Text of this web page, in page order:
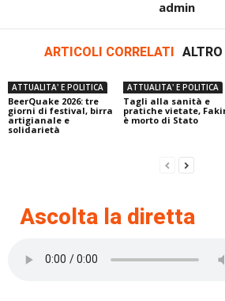
admin
ARTICOLI CORRELATI
ATTUALITA' E POLITICA
BeerQuake 2026: tre
giorni di festival, birra
artigianale e
solidarietà
ATTUALITA' E POLITICA
Tagli alla sanità e
pratiche vietate,
è morto di Stato
Ascolta la diretta